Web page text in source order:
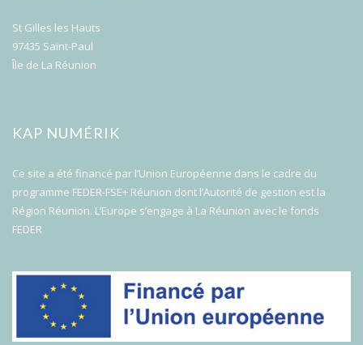
St Gilles les Hauts
97435 Saint-Paul
Île de La Réunion
KAP NUMÉRIK
Ce site a été financé par l’Union Européenne dans le cadre du
programme FEDER-FSE+ Réunion dont l’Autorité de gestion est la
Région Réunion. L’Europe s’engage à La Réunion avec le fonds
FEDER